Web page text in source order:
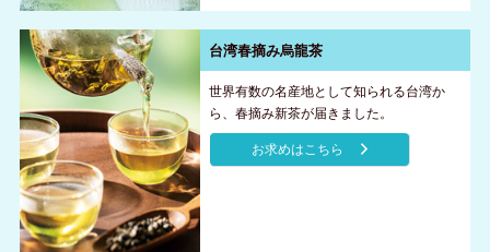
台湾春摘み烏龍茶
世界有数の名産地として知られる台湾か
ら、春摘み新茶が届きました。
お求めはこちら